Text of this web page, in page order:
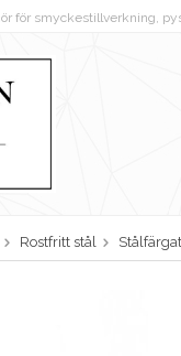
för smyckestillverkning,
Rostfritt stål Stålfärgat